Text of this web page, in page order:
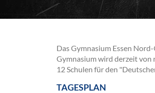
Das Gymnasium Essen
Gymnasium wird derzeit von
12 Schulen für den
TAGESPLAN